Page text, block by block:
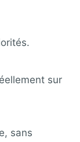
sur
sans